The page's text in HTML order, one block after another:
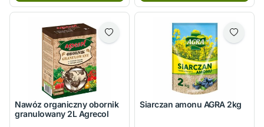
Nawóz organiczny obornik
granulowany 2L Agrecol
Siarczan amonu AGRA 2kg